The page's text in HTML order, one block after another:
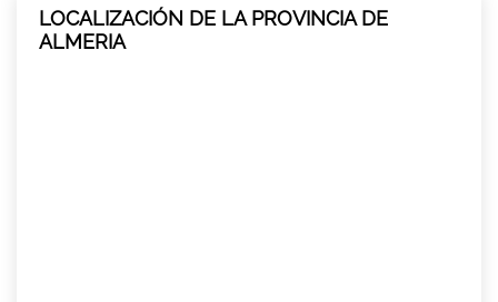
LOCALIZACIÓN DE LA PROVINCIA DE
ALMERIA